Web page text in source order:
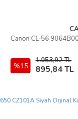
Canon CL-56
%15
1.053,92 TL
895,84 TL